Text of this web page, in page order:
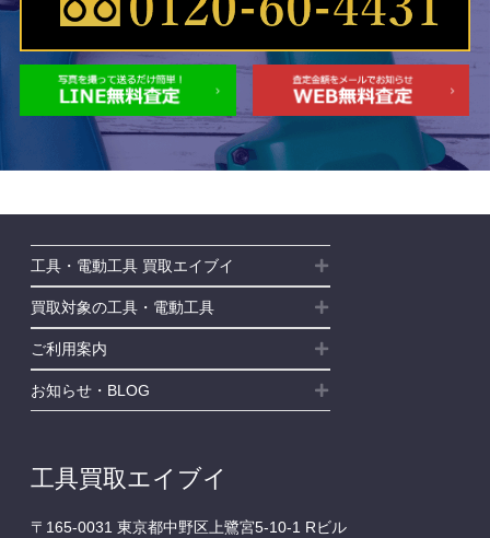
工具・電動工具 買取エイブイ
買取対象の工具・電動工具
ご利用案内
お知らせ・BLOG
工具買取エイブイ
〒165-0031 東京都中野区上鷺宮5-10-1 Rビル